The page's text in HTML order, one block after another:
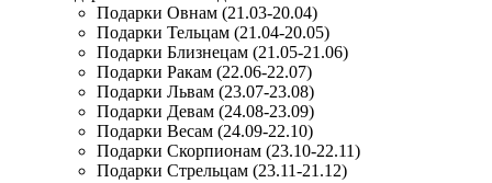
Подарки Овнам (21.03-20.04)
Подарки Тельцам (21.04-20.05)
Подарки Близнецам (21.05-21.06)
Подарки Ракам (22.06-22.07)
Подарки Львам (23.07-23.08)
Подарки Девам (24.08-23.09)
Подарки Весам (24.09-22.10)
Подарки Скорпионам (23.10-22.11)
Подарки Стрельцам (23.11-21.12)